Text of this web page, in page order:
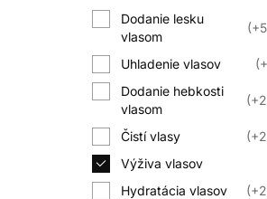
Dodanie lesku
vlasom
Uhladenie vlasov
Dodanie hebkosti
vlasom
Čistí vlasy
Výživa vlasov
Hydratácia vlasov